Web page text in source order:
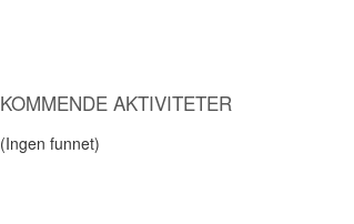
KOMMENDE AKTIVITETER
(Ingen funnet)